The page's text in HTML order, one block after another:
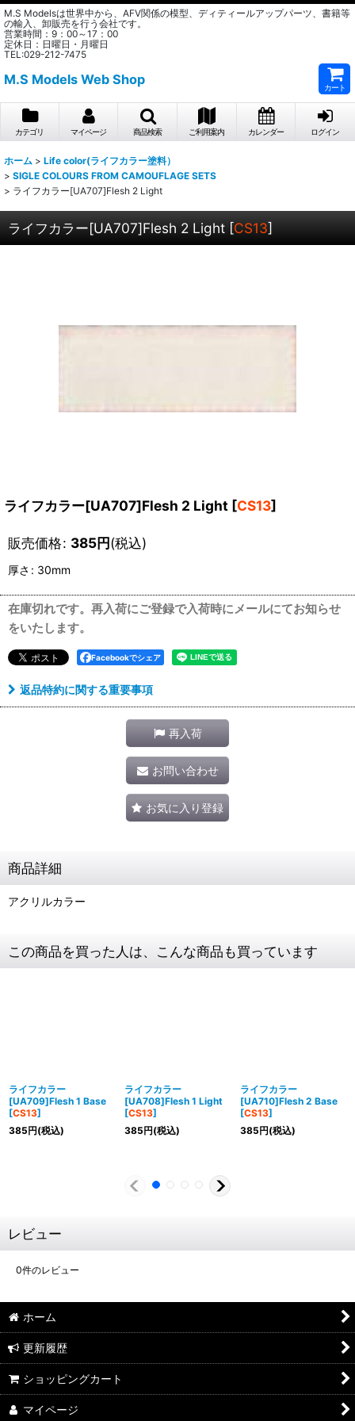
M.S Modelsは世界中から、AFV関係の模型、ディティールアップパーツ、書籍等
の輸入、卸販売を行う会社です。
営業時間：9：00～17：00
定休日：日曜日・月曜日
TEL:029-212-7475
M.S Models Web Shop
カート
カテゴリ マイページ 商品検索 ご利用案内 カレンダー ログイン
ホーム > Life color(ライフカラー塗料）
> SIGLE COLOURS FROM CAMOUFLAGE SETS
> ライフカラー[UA707]Flesh 2 Light
ライフカラー[UA707]Flesh 2 Light [CS13]
ライフカラー[UA707]Flesh 2 Light [CS13]
販売価格: 385円(税込)
厚さ : 30mm
在庫切れです。再入荷にご登録で入荷時にメールにてお知らせ
をいたします。
Facebookでシェア
返品特約に関する重要事項
再入荷
お問い合わせ
お気に入り登録
商品詳細
アクリルカラー
この商品を買った人は、こんな商品も買っています
ライフカラー
[UA709]Flesh 1 Base
[CS13]
385円(税込)
ライフカラー
[UA708]Flesh 1 Light
[CS13]
385円(税込)
ライフカラー
[UA710]Flesh 2 Base
[CS13]
385円(税込)
レビュー
0件のレビュー
ホーム
更新履歴
ショッピングカート
マイページ